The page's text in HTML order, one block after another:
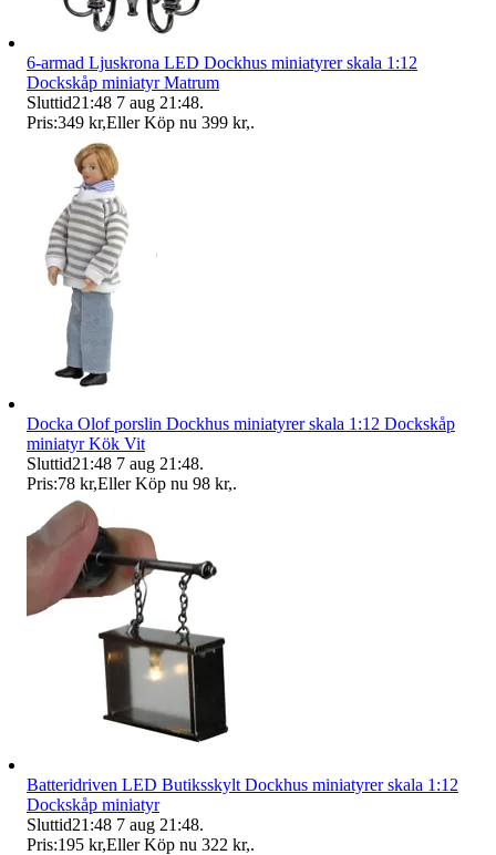
6-armad Ljuskrona LED Dockhus miniatyrer skala 1:12
Dockskåp miniatyr Matrum
Sluttid21:48 7 aug 21:48.
Pris:349 kr,Eller Köp nu 399 kr,.
Docka Olof porslin Dockhus miniatyrer skala 1:12 Dockskåp
miniatyr Kök Vit
Sluttid21:48 7 aug 21:48.
Pris:78 kr,Eller Köp nu 98 kr,.
Batteridriven LED Butiksskylt Dockhus miniatyrer skala 1:12
Dockskåp miniatyr
Sluttid21:48 7 aug 21:48.
Pris:195 kr,Eller Köp nu 322 kr,.